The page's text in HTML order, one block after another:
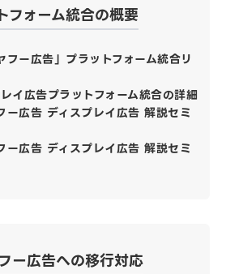
フォーム統合の概要
フー広告」プラットフォーム統合リ
イ広告プラットフォーム統合の詳細
ー広告 ディスプレイ広告 解説セミ
ー広告 ディスプレイ広告 解説セミ
ー広告への移行対応